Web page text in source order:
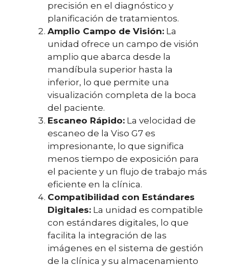
precisión en el diagnóstico y
planificación de tratamientos.
Amplio Campo de Visión: La
unidad ofrece un campo de visión
amplio que abarca desde la
mandíbula superior hasta la
inferior, lo que permite una
visualización completa de la boca
del paciente.
Escaneo Rápido: La velocidad de
escaneo de la Viso G7 es
impresionante, lo que significa
menos tiempo de exposición para
el paciente y un flujo de trabajo más
eficiente en la clínica.
Compatibilidad con Estándares
Digitales: La unidad es compatible
con estándares digitales, lo que
facilita la integración de las
imágenes en el sistema de gestión
de la clínica y su almacenamiento